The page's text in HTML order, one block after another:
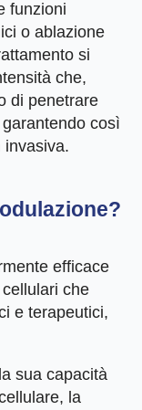
funzioni
o ablazione
si
che,
di penetrare
così
invasiva.
efficace
che
e terapeutici,
sua capacità
la